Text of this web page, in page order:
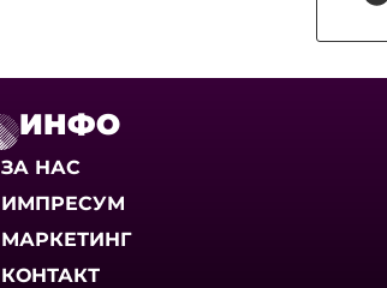
ИНФО
ЗА НАС
ИМПРЕСУМ
МАРКЕТИНГ
КОНТАКТ